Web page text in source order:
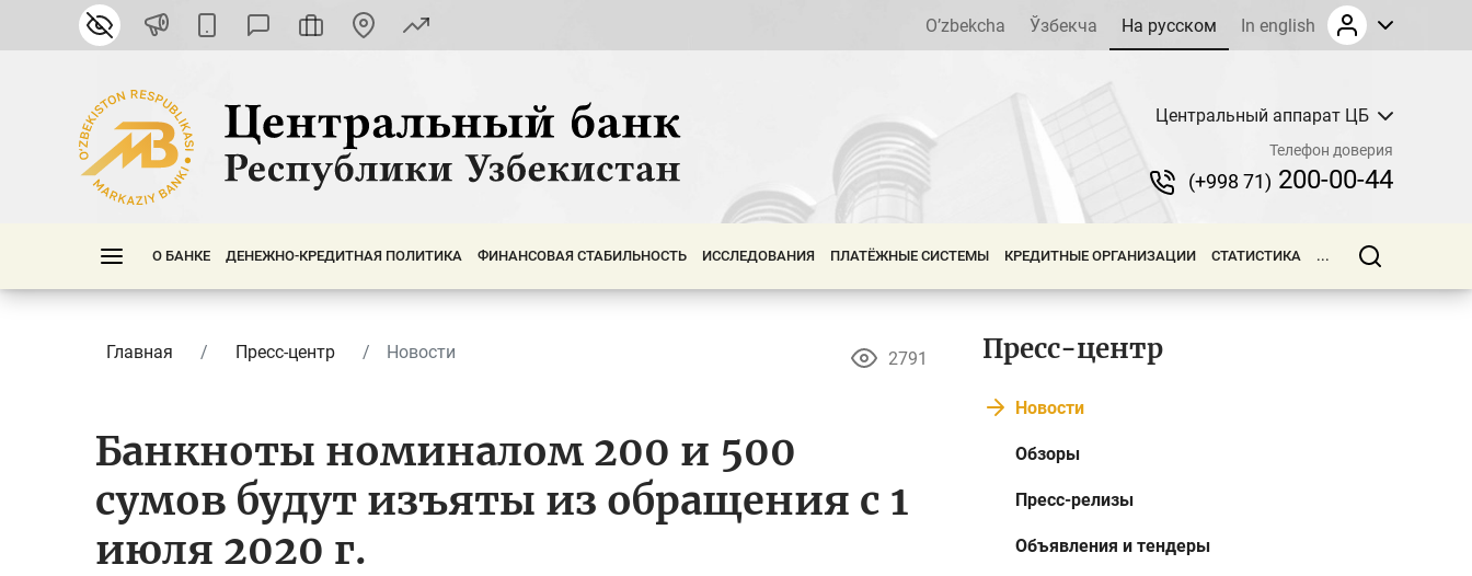
O’zbekcha Ўзбекча На русском In english
Центральный аппарат ЦБ
Телефон доверия
(+998 71) 200-00-44
О БАНКЕ ДЕНЕЖНО-КРЕДИТНАЯ ПОЛИТИКА ФИНАНСОВАЯ СТАБИЛЬНОСТЬ ИССЛЕДОВАНИЯ ПЛАТЁЖНЫЕ СИСТЕМЫ КРЕДИТНЫЕ ОРГАНИЗАЦИИ СТАТИСТИКА ...
Главная Пресс-центр Новости 2791
Банкноты номиналом 200 и 500
сумов будут изъяты из обращения с 1
июля 2020 г.
Пресс-центр
Новости
Обзоры
Пресс-релизы
Объявления и тендеры